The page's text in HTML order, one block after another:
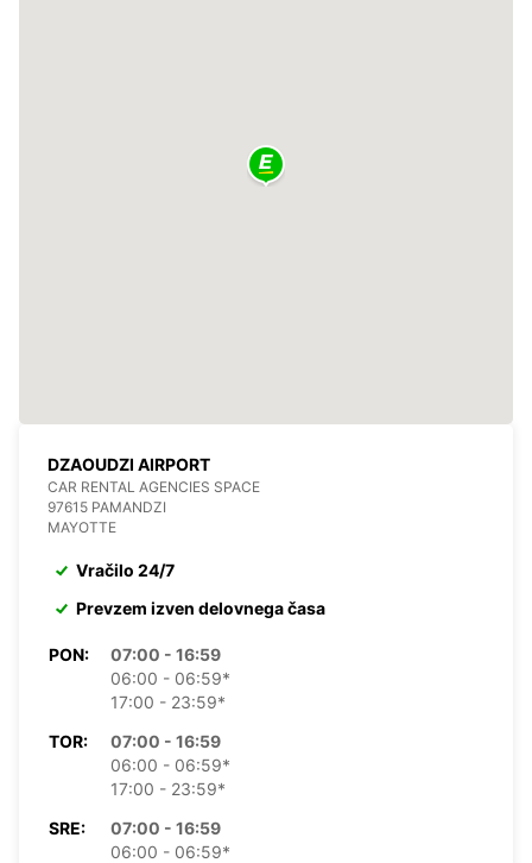
DZAOUDZI AIRPORT
CAR RENTAL AGENCIES SPACE
97615 PAMANDZI
MAYOTTE
Vračilo 24/7
Prevzem izven delovnega časa
PON:
07:00 - 16:59
06:00 - 06:59*
17:00 - 23:59*
TOR:
07:00 - 16:59
06:00 - 06:59*
17:00 - 23:59*
SRE:
07:00 - 16:59
06:00 - 06:59*